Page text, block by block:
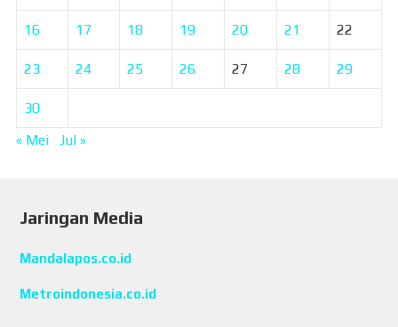
16 17 18 19 20 21 22
23 24 25 26 27 28 29
30
« Mei
Jul »
Jaringan Media
Mandalapos.co.id
Metroindonesia.co.id